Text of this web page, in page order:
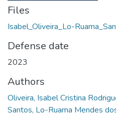
Files
Isabel_Oliveira_Lo-
Defense date
2023
Authors
Oliveira, Isabel Cristina
Santos, Lo-Ruama Mendes